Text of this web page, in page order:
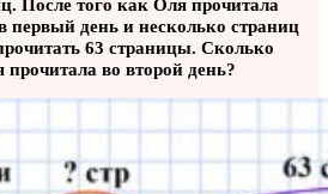
После того как Оля прочитала
первый день и несколько страниц
63 страницы. Сколько
во второй день?